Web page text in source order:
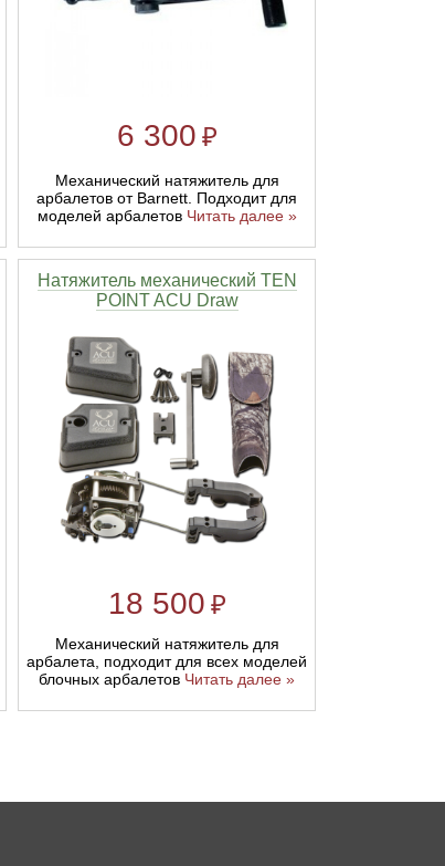
6 300 ₽
Механический натяжитель для
арбалетов от Barnett. Подходит для
моделей арбалетов Читать далее »
Натяжитель механический TEN
POINT ACU Draw
18 500 ₽
Механический натяжитель для
арбалета, подходит для всех моделей
блочных арбалетов Читать далее »